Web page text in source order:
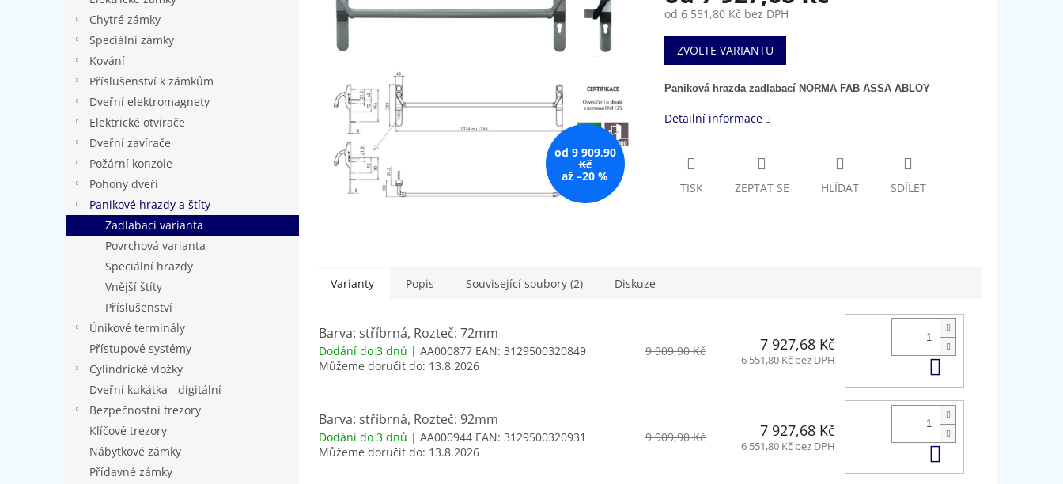
Chytré zámky
Speciální zámky
Kování
Příslušenství k zámkům
Dveřní elektromagnety
Elektrické otvírače
Dveřní zavírače
Požární konzole
Pohony dveří
Panikové hrazdy a štíty
Zadlabací varianta
Povrchová varianta
Speciální hrazdy
Vnější štíty
Příslušenství
Únikové terminály
Přístupové systémy
Cylindrické vložky
Dveřní kukátka - digitální
Bezpečnostní trezory
Klíčové trezory
Nábytkové zámky
Přídavné zámky
hvězdiček.
od 9 909,90
Kč
až –20 %
od 6 551,80 Kč bez DPH
Měrná
cena:
ZVOLTE VARIANTU
Paniková hrazda zadlabací NORMA FAB ASSA ABLOY
Detailní informace
TISK ZEPTAT SE HLÍDAT SDÍLET
Varianty Popis Související soubory (2) Diskuze
Barva: stříbrná, Rozteč: 72mm
Dodání do 3 dnů | AA000877 EAN: 3129500320849
Můžeme doručit do: 13.8.2026
9 909,90 Kč 7 927,68 Kč
6 551,80 Kč bez DPH
Barva: stříbrná, Rozteč: 92mm
Dodání do 3 dnů | AA000944 EAN: 3129500320931
Můžeme doručit do: 13.8.2026
9 909,90 Kč 7 927,68 Kč
6 551,80 Kč bez DPH Do košíku